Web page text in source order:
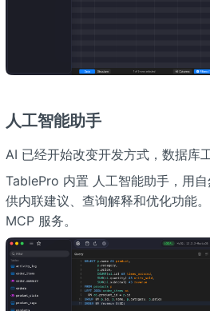
人工智能助手
AI 已经开始改变开发方式，数据库
TablePro 内置 人工智能助手，用
供内联建议、查询解释和优化功能
MCP 服务。